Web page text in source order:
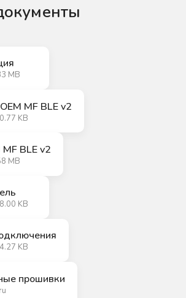
MB
MF BLE v2
KB
BLE v2
MB
KB
KB
прошивки